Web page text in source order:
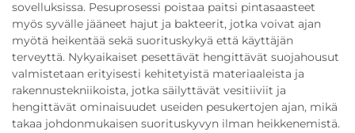
sovelluksissa. Pesuprosessi poistaa paitsi pintasaasteet
myös syvälle jääneet hajut ja bakteerit, jotka voivat ajan
myötä heikentää sekä suorituskykyä että käyttäjän
terveyttä. Nykyaikaiset pesettävät hengittävät suojahousut
valmistetaan erityisesti kehitetyistä materiaaleista ja
rakennustekniikoista, jotka säilyttävät vesitiiviit ja
hengittävät ominaisuudet useiden pesukertojen ajan, mikä
takaa johdonmukaisen suorituskyvyn ilman heikkenemistä.